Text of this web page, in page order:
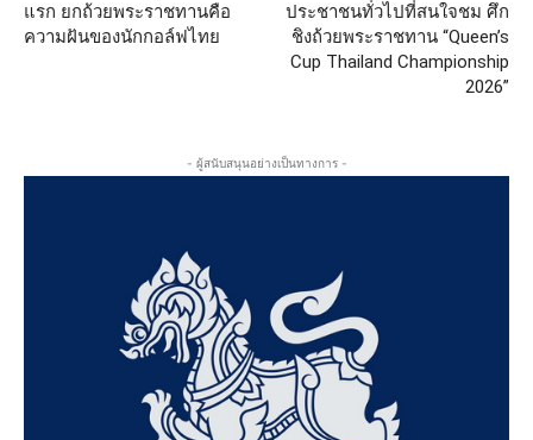
แรก ยกถ้วยพระราชทานคือ
ความฝันของนักกอล์ฟไทย
ประชาชนทั่วไปที่สนใจชม ศึก
ชิงถ้วยพระราชทาน “Queen’s
Cup Thailand Championship
2026”
- ผู้สนับสนุนอย่างเป็นทางการ -